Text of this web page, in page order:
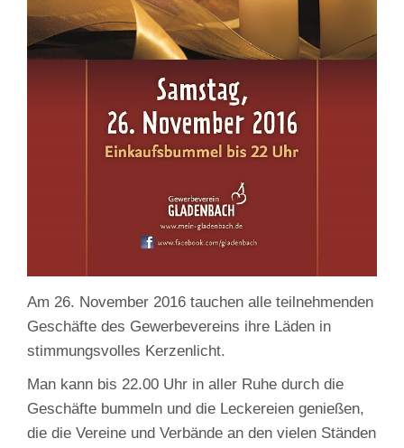
Am 26. November 2016 tauchen alle teilnehmenden
Geschäfte des Gewerbevereins ihre Läden in
stimmungsvolles Kerzenlicht.
Man kann bis 22.00 Uhr in aller Ruhe durch die
Geschäfte bummeln und die Leckereien genießen,
die die Vereine und Verbände an den vielen Ständen